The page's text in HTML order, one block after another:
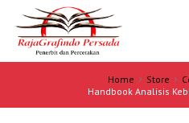
Home Store
Handbook Analisis